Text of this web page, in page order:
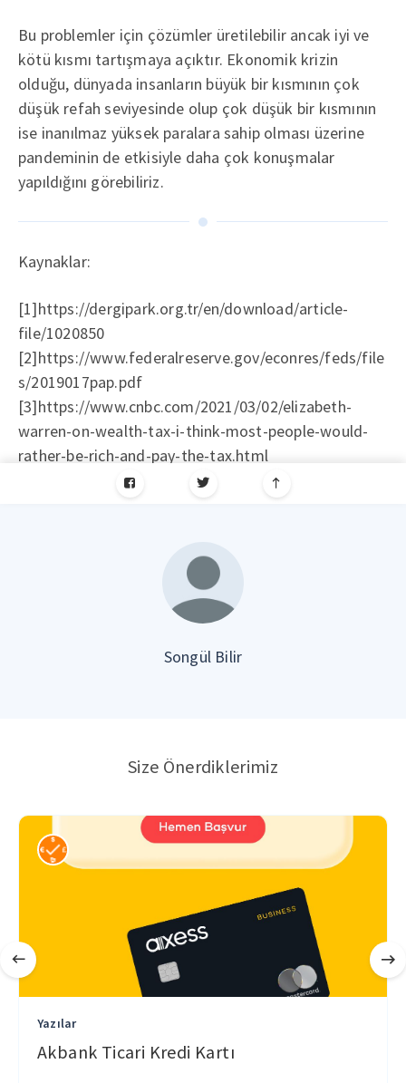
Bu problemler için çözümler üretilebilir ancak iyi ve
kötü kısmı tartışmaya açıktır. Ekonomik krizin
olduğu, dünyada insanların büyük bir kısmının çok
düşük refah seviyesinde olup çok düşük bir kısmının
ise inanılmaz yüksek paralara sahip olması üzerine
pandeminin de etkisiyle daha çok konuşmalar
yapıldığını görebiliriz.
Kaynaklar:
[1]https://dergipark.org.tr/en/download/article-
file/1020850
[2]https://www.federalreserve.gov/econres/feds/file
s/2019017pap.pdf
[3]https://www.cnbc.com/2021/03/02/elizabeth-
warren-on-wealth-tax-i-think-most-people-would-
rather-be-rich-and-pay-the-tax.html
Songül Bilir
Size Önerdiklerimiz
Yazılar
Akbank Ticari Kredi Kartı